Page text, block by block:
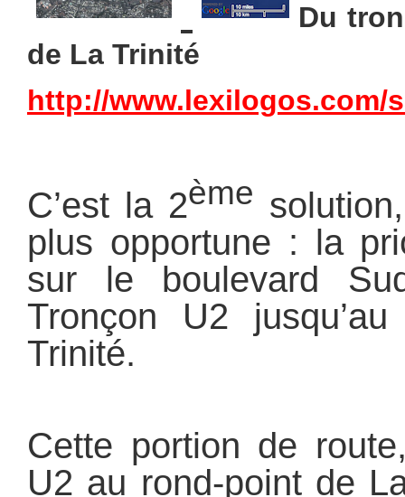
Du
de La Trinité
http://www.lexilogos.com/
C’est la 2ème
plus opportune : la
sur le boulevard
Tronçon U2
Trinité.
Cette portion de
U2 au rond-point de